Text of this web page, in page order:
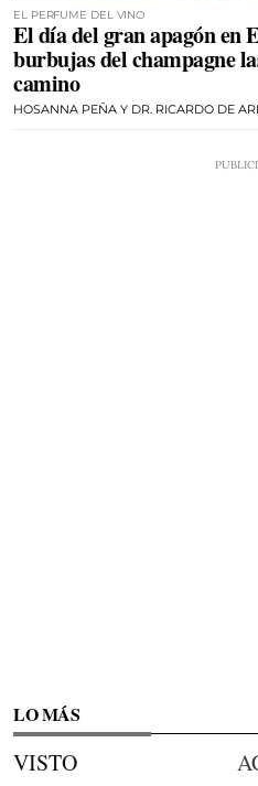
EL PERFUME DEL VINO
El día del gran apagón en
burbujas del champagne
camino
HOSANNA PEÑA Y DR. RICARDO DE
LO MÁS
VISTO